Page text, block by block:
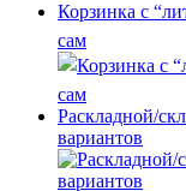
Корзинка с
сам
Раскладной/
вариантов